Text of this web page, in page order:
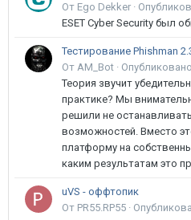
От Ego Dekker ·
ESET Cyber Security был
От AM_Bot · Опубликовано
Теория звучит
практике? Мы
решили не
возможностей. Вместо
платформу на
каким результатам это
uVS - оффтопик
От PR55.RP55 ·